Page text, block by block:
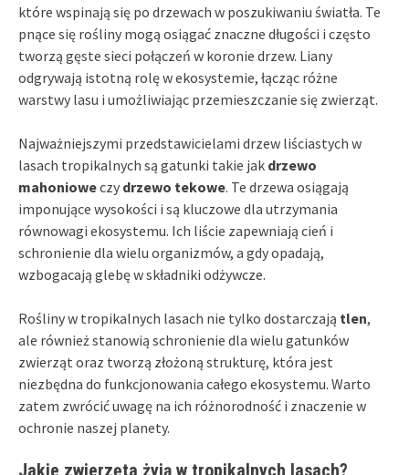
które wspinają się po drzewach w poszukiwaniu światła. Te
pnące się rośliny mogą osiągać znaczne długości i często
tworzą gęste sieci połączeń w koronie drzew. Liany
odgrywają istotną rolę w ekosystemie, łącząc różne
warstwy lasu i umożliwiając przemieszczanie się zwierząt.
Najważniejszymi przedstawicielami drzew liściastych w
lasach tropikalnych są gatunki takie jak drzewo
mahonioweczy drzewo tekowe. Te drzewa osiągają
imponujące wysokości i są kluczowe dla utrzymania
równowagi ekosystemu. Ich liście zapewniają cień i
schronienie dla wielu organizmów, a gdy opadają,
wzbogacają glebę w składniki odżywcze.
Rośliny w tropikalnych lasach nie tylko dostarczają tlen,
ale również stanowią schronienie dla wielu gatunków
zwierząt oraz tworzą złożoną strukturę, która jest
niezbędna do funkcjonowania całego ekosystemu. Warto
zatem zwrócić uwagę na ich różnorodność i znaczenie w
ochronie naszej planety.
Jakie zwierzęta żyją w tropikalnych lasach?